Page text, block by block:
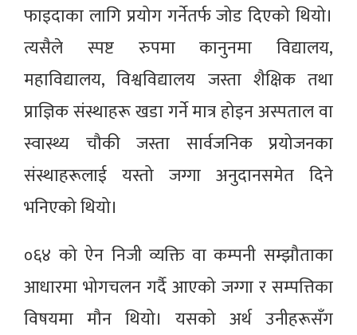
फाइदाका लागि प्रयोग गर्नेतर्फ जोड दिएको थियो।
त्यसैले स्पष्ट रुपमा कानुनमा विद्यालय,
महाविद्यालय, विश्वविद्यालय जस्ता शैक्षिक तथा
प्राज्ञिक संस्थाहरू खडा गर्ने मात्र होइन अस्पताल वा
स्वास्थ्य चौकी जस्ता सार्वजनिक प्रयोजनका
संस्थाहरूलाई यस्तो जग्गा अनुदानसमेत दिने
भनिएको थियो।
०६४ को ऐन निजी व्यक्ति वा कम्पनी सम्झौताका
आधारमा भोगचलन गर्दै आएको जग्गा र सम्पत्तिका
विषयमा मौन थियो। यसको अर्थ उनीहरूसँग